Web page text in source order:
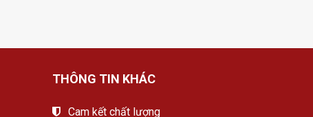
THÔNG TIN KHÁC
Cam kết chất lượng